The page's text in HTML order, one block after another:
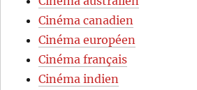
Cinéma canadien
Cinéma européen
Cinéma français
Cinéma indien